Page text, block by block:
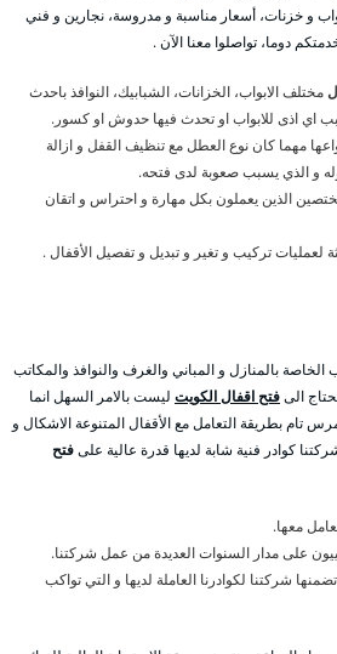
و خزنات، أسعار مناسبة و مدروسة، نجارين و فني
دوما، تواصلوا معنا الآن .
مختلف الابواب، الخزانات، الشبابيك، النوافذ باحدث
اي اذى للابواب او تحدث فيها حدوش او كسور.
مهما كان نوع العطل مع تنظيف القفل و ازالة
و الذي يسبب صعوبة لدى فتحه.
الذين يعملون بكل مهارة و احتراس و اتقان
لعمليات تركيب و تغير و تبديل و تفصيل الأقفال .
الخاصة بالمنازل و المباني والغرف والنوافذ والمكاتب
الىفتح اقفال الكويت ليست بالامر السهل انما
تام بطريقة التعامل مع الأقفال المتنوعة الاشكال و
كوادر فنية شابة لديها قدرة عالية علىفتح
معها.
على مدار السنوات العديدة من عمل شركتنا.
شركتنا لكوادرنا العاملة لديها و التي تواكب